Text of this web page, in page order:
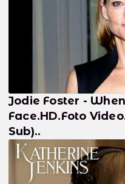
Jodie Foster -
Face.HD.Foto
Sub)..